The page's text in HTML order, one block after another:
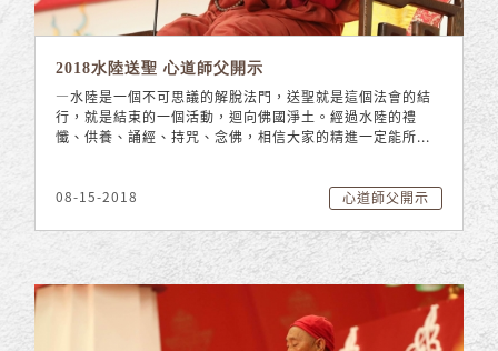
2018水陸送聖 心道師父開示
—水陸是一個不可思議的解脫法門，送聖就是這個法會的結
行，就是結束的一個活動，迴向佛國淨土。經過水陸的禮
懺、供養、誦經、持咒、念佛，相信大家的精進一定能所...
08-15-2018 心道師父開示